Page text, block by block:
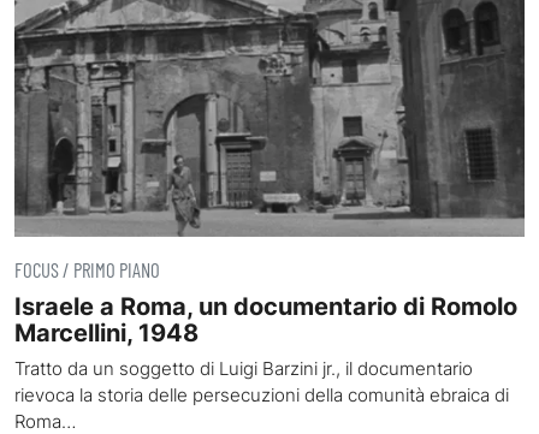
FOCUS / PRIMO PIANO
Israele a Roma, un documentario di Romolo
Marcellini, 1948
Tratto da un soggetto di Luigi Barzini jr., il documentario
rievoca la storia delle persecuzioni della comunità ebraica di
Roma…